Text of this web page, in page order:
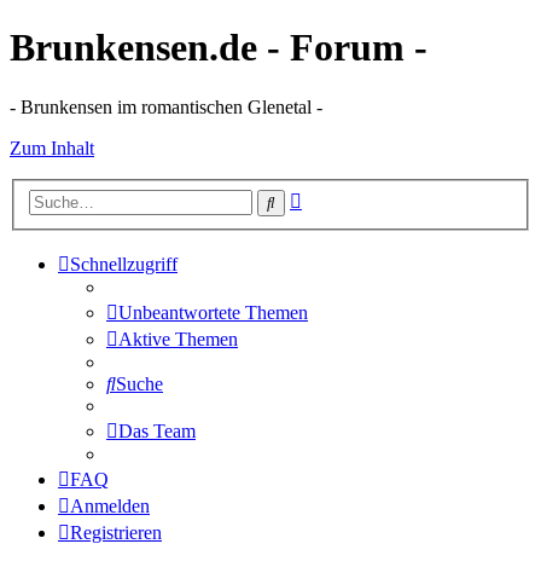
Brunkensen.de - Forum -
- Brunkensen im romantischen Glenetal -
Zum Inhalt
Suche
Schnellzugriff
Unbeantwortete Themen
Aktive Themen
Suche
Das Team
FAQ
Anmelden
Registrieren